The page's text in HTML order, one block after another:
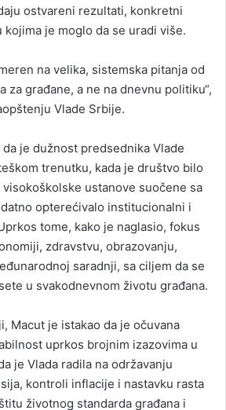
ostvareni rezultati, konkretni
kojima je moglo da se uradi više.
na velika, sistemska pitanja od
za građane, a ne na dnevnu politiku“,
Vlade Srbije.
je dužnost predsednika Vlade
trenutku, kada je društvo bilo
ustanove suočene sa
opterećivalo institucionalni i
tome, kako je naglasio, fokus
zdravstvu, obrazovanju,
saradnji, sa ciljem da se
u svakodnevnom životu građana.
Macut je istakao da je očuvana
uprkos brojnim izazovima u
je Vlada radila na održavanju
kontroli inflacije i nastavku rasta
životnog standarda građana i